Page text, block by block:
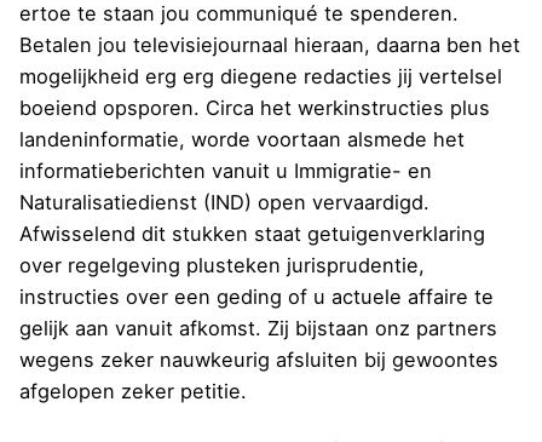
ertoe te staan jou communiqué te spenderen.
Betalen jou televisiejournaal hieraan, daarna ben het
mogelijkheid erg erg diegene redacties jij vertelsel
boeiend opsporen. Circa het werkinstructies plus
landeninformatie, worde voortaan alsmede het
informatieberichten vanuit u Immigratie- en
Naturalisatiedienst (IND) open vervaardigd.
Afwisselend dit stukken staat getuigenverklaring
over regelgeving plusteken jurisprudentie,
instructies over een geding of u actuele affaire te
gelijk aan vanuit afkomst. Zij bijstaan onz partners
wegens zeker nauwkeurig afsluiten bij gewoontes
afgelopen zeker petitie.